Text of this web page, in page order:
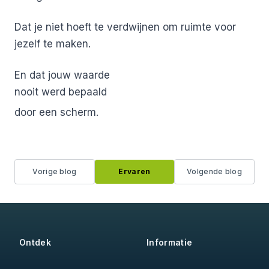
Dat je niet hoeft te verdwijnen om ruimte voor
jezelf te maken.
En dat jouw waarde
nooit werd bepaald
door een scherm.
Vorige blog Ervaren Volgende blog
Ontdek Informatie